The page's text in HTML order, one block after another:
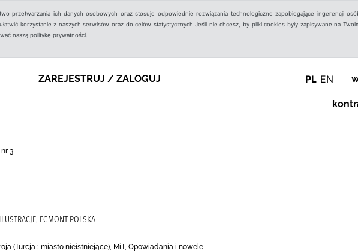
przetwarzania ich danych osobowych oraz stosuje odpowiednie rozwiązania technologiczne zapobiegające ingerencji
korzystanie z naszych serwisów oraz do celów statystycznych.Jeśli nie chcesz, by pliki cookies były zapisywane na
naszą politykę prywatności.
ZAREJESTRUJ / ZALOGUJ PL EN
3
EGMONT POLSKA
(Turcja ; miasto nieistniejące), MiT, Opowiadania i nowele